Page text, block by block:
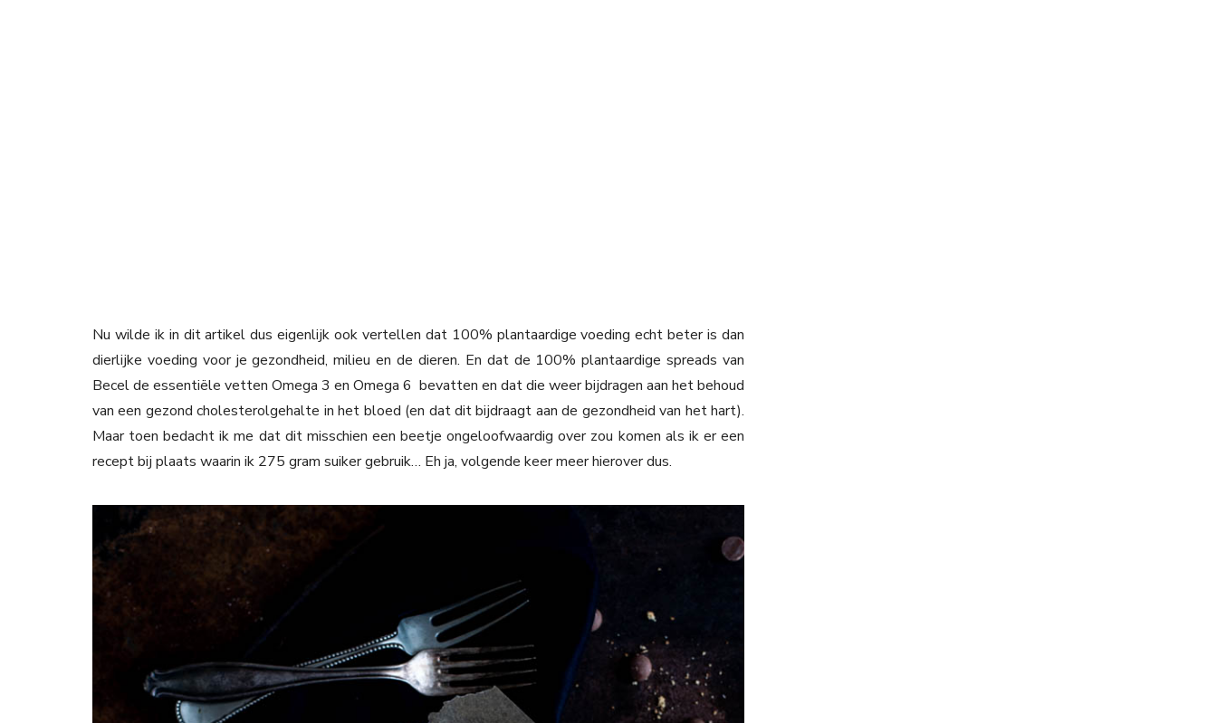
Nu wilde ik in dit artikel dus eigenlijk ook vertellen dat 100% plantaardige voeding echt beter is dan
dierlijke voeding voor je gezondheid, milieu en de dieren. En dat de 100% plantaardige spreads van
Becel de essentiële vetten Omega 3 en Omega 6 bevatten en dat die weer bijdragen aan het behoud
van een gezond cholesterolgehalte in het bloed (en dat dit bijdraagt aan de gezondheid van het hart).
Maar toen bedacht ik me dat dit misschien een beetje ongeloofwaardig over zou komen als ik er een
recept bij plaats waarin ik 275 gram suiker gebruik… Eh ja, volgende keer meer hierover dus.